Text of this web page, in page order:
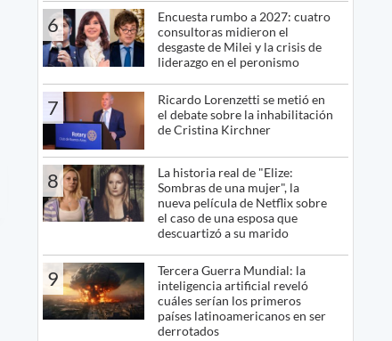
6
Encuesta rumbo a 2027: cuatro
consultoras midieron el
desgaste de Milei y la crisis de
liderazgo en el peronismo
7
Ricardo Lorenzetti se metió en
el debate sobre la inhabilitación
de Cristina Kirchner
8
La historia real de "Elize:
Sombras de una mujer", la
nueva película de Netflix sobre
el caso de una esposa que
descuartizó a su marido
9
Tercera Guerra Mundial: la
inteligencia artificial reveló
cuáles serían los primeros
países latinoamericanos en ser
derrotados